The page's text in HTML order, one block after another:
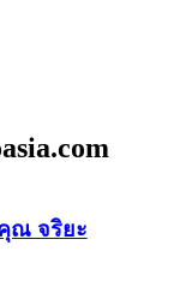
ณ จริยะ